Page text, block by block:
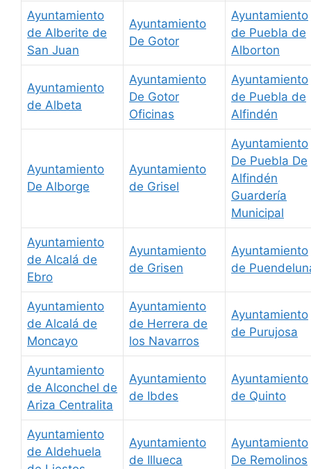
Ayuntamiento
de Alberite de
San Juan
Ayuntamiento
De Gotor
Ayuntamiento
de Puebla de
Alborton
Ayuntamiento
de Albeta
Ayuntamiento
De Gotor
Oficinas
Ayuntamiento
de Puebla de
Alfindén
Ayuntamiento
De Alborge
Ayuntamiento
de Grisel
Ayuntamiento
De Puebla De
Alfindén
Guardería
Municipal
Ayuntamiento
de Alcalá de
Ebro
Ayuntamiento
de Grisen
Ayuntamiento
de
Ayuntamiento
de Alcalá de
Moncayo
Ayuntamiento
de Herrera de
los Navarros
Ayuntamiento
de Purujosa
Ayuntamiento
de Alconchel de
Ariza Centralita
Ayuntamiento
de Ibdes
Ayuntamiento
de Quinto
Ayuntamiento
de Aldehuela
Ayuntamiento
de Illueca
Ayuntamiento
De Remolinos